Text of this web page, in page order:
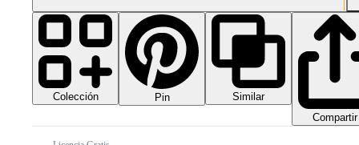
Colección Pin
Similar
Compartir